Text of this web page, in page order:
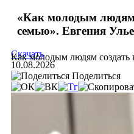
«Как молодым людям
семью». Евгения
Как молодым людям
Скачать
10.08.2026
Поделиться